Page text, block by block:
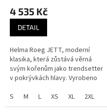
4 535 Kč
DETAIL
Helma Roeg JETT, moderní
klasika, která zůstává věrná
svým kořenům jako trendsetter
v pokrývkách hlavy. Vyrobeno
otevřený design bez
kompromisů ve...
S M L XS XL 2XL